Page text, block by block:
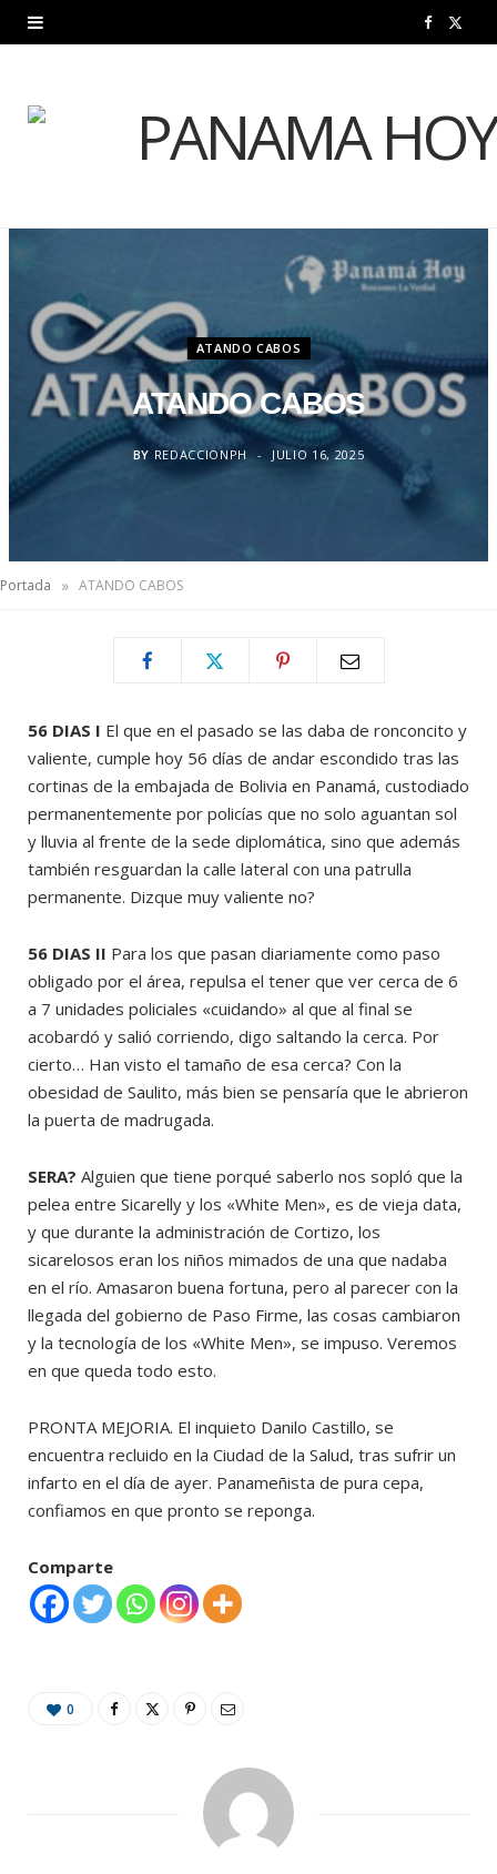
F
e
o
w
r
ATANDO CABOS
ATANDO CABOS
BY REDACCIONPH JULIO 16, 2025
Portada » ATANDO CABOS
56 DIAS I El que en el pasado se las daba de ronconcito y
valiente, cumple hoy 56 días de andar escondido tras las
cortinas de la embajada de Bolivia en Panamá, custodiado
permanentemente por policías que no solo aguantan sol
y lluvia al frente de la sede diplomática, sino que además
también resguardan la calle lateral con una patrulla
permanente. Dizque muy valiente no?
56 DIAS II Para los que pasan diariamente como paso
obligado por el área, repulsa el tener que ver cerca de 6
a 7 unidades policiales «cuidando» al que al final se
acobardó y salió corriendo, digo saltando la cerca. Por
cierto… Han visto el tamaño de esa cerca? Con la
obesidad de Saulito, más bien se pensaría que le abrieron
la puerta de madrugada.
SERA? Alguien que tiene porqué saberlo nos sopló que la
pelea entre Sicarelly y los «White Men», es de vieja data,
y que durante la administración de Cortizo, los
sicarelosos eran los niños mimados de una que nadaba
en el río. Amasaron buena fortuna, pero al parecer con la
llegada del gobierno de Paso Firme, las cosas cambiaron
y la tecnología de los «White Men», se impuso. Veremos
en que queda todo esto.
PRONTA MEJORIA. El inquieto Danilo Castillo, se
encuentra recluido en la Ciudad de la Salud, tras sufrir un
infarto en el día de ayer. Panameñista de pura cepa,
confiamos en que pronto se reponga.
Comparte
0